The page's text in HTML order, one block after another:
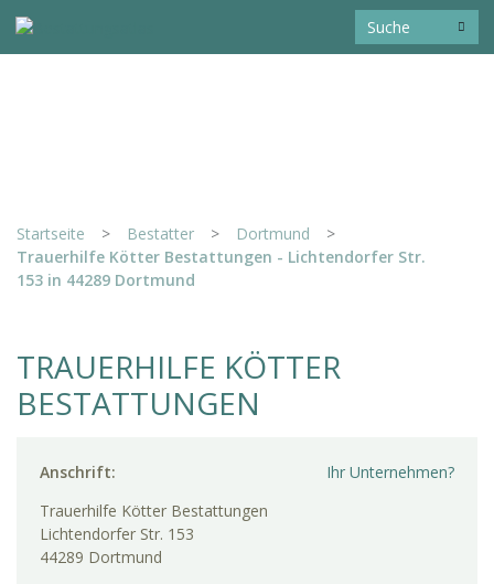
Startseite > Bestatter > Dortmund
>
Trauerhilfe Kötter Bestattungen - Lichtendorfer Str.
153 in 44289 Dortmund
TRAUERHILFE KÖTTER
BESTATTUNGEN
Ihr Unternehmen?
Anschrift:
Trauerhilfe Kötter Bestattungen
Lichtendorfer Str. 153
44289 Dortmund